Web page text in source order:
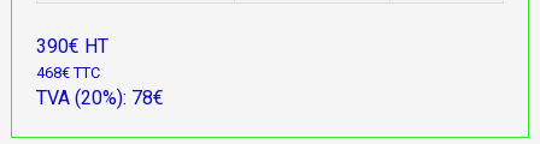
390€ HT
468€ TTC
TVA (20%): 78€